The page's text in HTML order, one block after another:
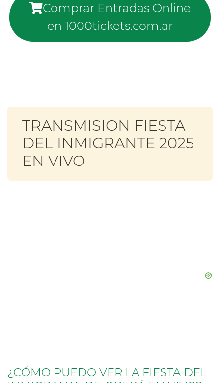
Comprar Entradas Online
en 1000tickets.com.ar
TRANSMISION FIESTA
DEL INMIGRANTE 2025
EN VIVO
¿CÓMO PUEDO VER LA FIESTA DEL